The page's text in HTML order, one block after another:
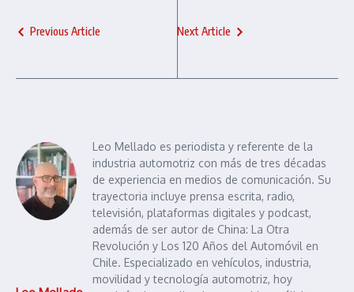
Previous Article Next Article
Leo Mellado es periodista y referente de la
industria automotriz con más de tres décadas
de experiencia en medios de comunicación. Su
trayectoria incluye prensa escrita, radio,
televisión, plataformas digitales y podcast,
además de ser autor de China: La Otra
Revolución y Los 120 Años del Automóvil en
Chile. Especializado en vehículos, industria,
movilidad y tecnología automotriz, hoy